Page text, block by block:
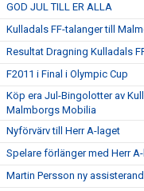
GOD JUL TILL ER ALLA
Kulladals FF-talanger till
Resultat Dragning Kulladals
F2011 i Final i Olympic Cup
Köp era Jul-Bingolotter av
Malmborgs Mobilia
Nyförvärv till Herr A-laget
Spelare förlänger med Herr
Martin Persson ny